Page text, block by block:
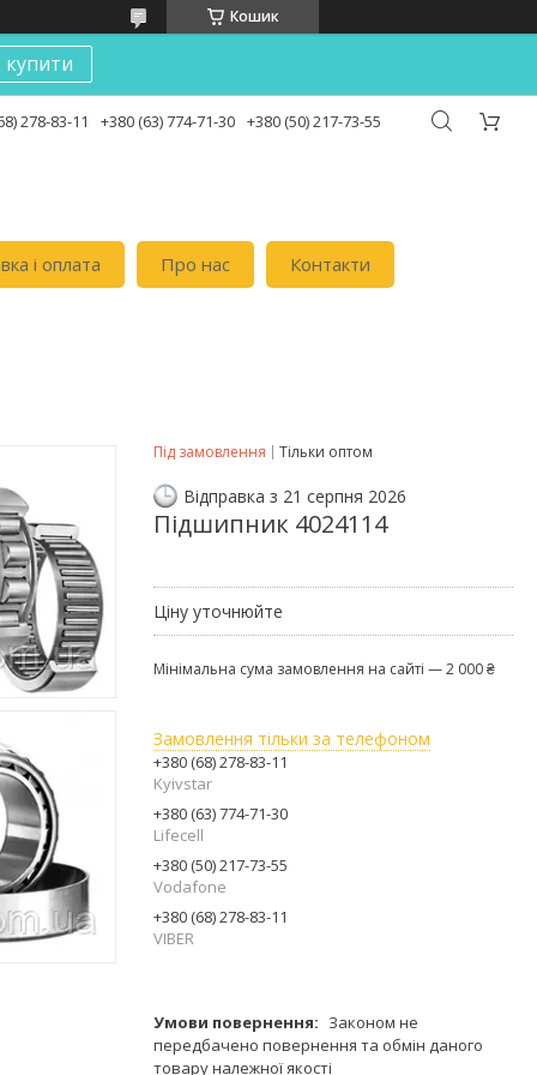
Кошик
купити
278-83-11 +380 (63) 774-71-30 +380 (50) 217-73-55
i оплата Про нас Контакти
Під замовлення Тільки оптом
Відправка з 21 серпня 2026
Підшипник 4024114
Ціну уточнюйте
Мінімальна сума замовлення на сайті — 2 000 ₴
Замовлення тільки за телефоном
+380 (68) 278-83-11
Kyivstar
+380 (63) 774-71-30
Lifecell
+380 (50) 217-73-55
Vodafone
+380 (68) 278-83-11
VIBER
Законом не
передбачено повернення та обмін даного
товару належної якості